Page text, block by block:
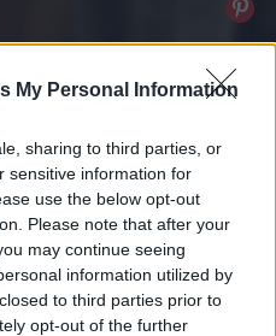
My Personal Information
sharing to third parties, or
sensitive information for
use the below opt-out
Please note that after your
may continue seeing
information utilized by
to third parties prior to
opt-out of the further